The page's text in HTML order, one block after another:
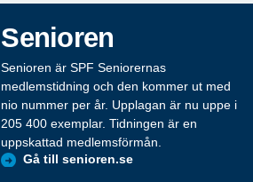
Senioren
Senioren är SPF Seniorernas
medlemstidning och den kommer ut med
nio nummer per år. Upplagan är nu uppe i
205 400 exemplar. Tidningen är en
uppskattad medlemsförmån.
Gå till senioren.se